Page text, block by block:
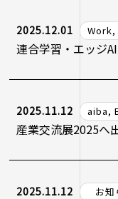
2025.12.01 Work,
連合学習・エッジ
2025.11.12 aiba,
産業交流展2025へ
2025.11.12 お知